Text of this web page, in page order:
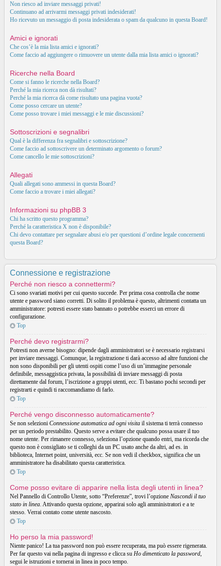
Non riesco ad inviare messaggi privati!
Continuano ad arrivarmi messaggi privati indesiderati!
Ho ricevuto un messaggio di posta indesiderata o spam da qualcuno in questa Board!
Amici e ignorati
Che cos’è la mia lista amici e ignorati?
Come faccio ad aggiungere o rimuovere un utente dalla mia lista amici o ignorati?
Ricerche nella Board
Come si fanno le ricerche nella Board?
Perché la mia ricerca non dà risultati?
Perché la mia ricerca dà come risultato una pagina vuota?
Come posso cercare un utente?
Come posso trovare i miei messaggi e le mie discussioni?
Sottoscrizioni e segnalibri
Qual è la differenza fra segnalibri e sottoscrizione?
Come faccio ad sottoscrivere un determinato argomento o forum?
Come cancello le mie sottoscrizioni?
Allegati
Quali allegati sono ammessi in questa Board?
Come faccio a trovare i miei allegati?
Informazioni su phpBB 3
Chi ha scritto questo programma?
Perché la caratteristica X non è disponibile?
Chi devo contattare per segnalare abusi e/o per questioni d’ordine legale concernenti
questa Board?
Connessione e registrazione
Perché non riesco a connettermi?
Ci sono svariati motivi per cui questo succede. Per prima cosa controlla che nome
utente e password siano corretti. Di solito il problema è questo, altrimenti contatta un
amministratore: potresti essere stato bannato o potrebbe esserci un errore di
configurazione.
Top
Perché devo registrarmi?
Potresti non averne bisogno: dipende dagli amministratori se è necessario registrarsi
per inviare messaggi. Comunque, la registrazione ti darà accesso ad altre funzioni che
non sono disponibili per gli utenti ospiti come l’uso di un’immagine personale
definibile, messaggistica privata, la possibilità di inviare messaggi di posta
direttamente dal forum, l’iscrizione a gruppi utenti, ecc. Ti bastano pochi secondi per
registrarti e quindi ti raccomandiamo di farlo.
Top
Perché vengo disconnesso automaticamente?
Se non selezioni Connessione automatica ad ogni visita il sistema ti terrà connesso
per un periodo prestabilito. Questo serve a evitare che qualcuno possa usare il tuo
nome utente. Per rimanere connesso, seleziona l’opzione quando entri, ma ricorda che
questo non è consigliato se ti colleghi da un PC usato anche da altri, ad es. in
biblioteca, Internet point, università, ecc. Se non vedi il checkbox, significa che un
amministratore ha disabilitato questa caratteristica.
Top
Come posso evitare di apparire nella lista degli utenti in linea?
Nel Pannello di Controllo Utente, sotto “Preferenze”, trovi l’opzione Nascondi il tuo
stato in linea. Attivando questa opzione, apparirai solo agli amministratori e a te
stesso. Verrai contato come utente nascosto.
Top
Ho perso la mia password!
Niente panico! La tua password non può essere recuperata, ma può essere rigenerata.
Per far questo vai nella pagina di ingresso e clicca su Ho dimenticato la password,
segui le istruzioni e tornerai in linea in poco tempo.